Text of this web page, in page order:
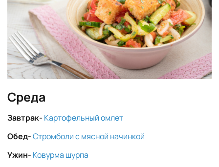
Среда
Завтрак- Картофельный омлет
Обед-Стромболи с мясной начинкой
Ужин- Ковурма шурпа